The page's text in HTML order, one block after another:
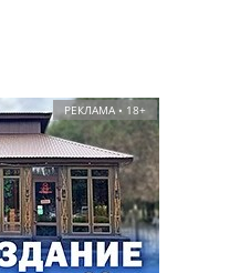
РЕКЛАМА • 18+